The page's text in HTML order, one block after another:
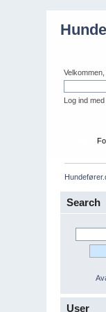
Log ind
Search
User